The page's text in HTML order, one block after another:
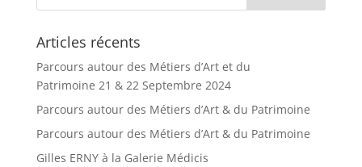
Articles récents
Parcours autour des Métiers d’Art et du
Patrimoine 21 & 22 Septembre 2024
Parcours autour des Métiers d’Art & du Patrimoine
Parcours autour des Métiers d’Art & du Patrimoine
Gilles ERNY à la Galerie Médicis